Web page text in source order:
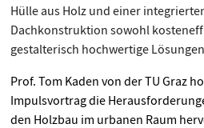
Hülle aus Holz und einer
Dachkonstruktion sowohl
gestalterisch hochwertige
Prof. Tom Kaden von der TU Graz
Impulsvortrag die
den Holzbau im urbanen Raum